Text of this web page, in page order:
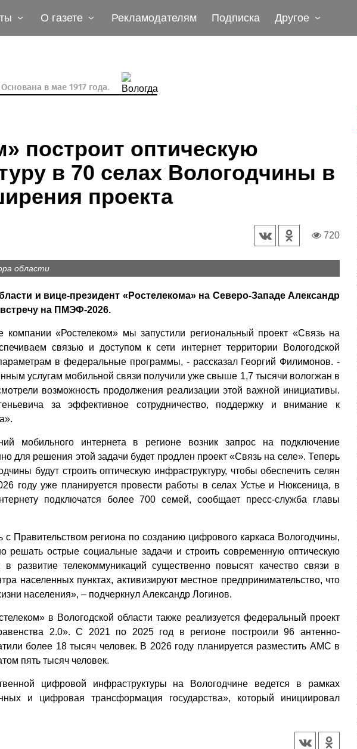
О газете Рекламодателям Подписка Другое
Основана в мае 1917 года.
построит оптическую
в 70 селах Вологодчины в
проекта
720
области
и вице-президент «Ростелекома» на Северо-Западе Александр
на ПМЭФ-2026.
«Ростелеком» мы запустили региональный проект «Связь на
связью и доступом к сети интернет территории Вологодской
в федеральные программы, - рассказал Георгий Филимонов. -
услугам мобильной связи получили уже свыше 1,7 тысячи вологжан в
возможность продолжения реализации этой важной инициативы.
за эффективное сотрудничество, поддержку и внимание к
мобильного интернета в регионе возник запрос на подключение
для решения этой задачи будет продлен проект «Связь на селе». Теперь
будут строить оптическую инфраструктуру, чтобы обеспечить селян
году уже планируется провести работы в селах Устье и Нюксеница, в
подключатся более 700 семей, сообщает пресс-служба главы
Правительством региона по созданию цифрового каркаса Вологодчины,
решать острые социальные задачи и строить современную оптическую
в развитие телекоммуникаций существенно повысят качество связи в
населенных пунктах, активизируют местное предпринимательство, что
населения», – подчеркнул Александр Логинов.
в Вологодской области также реализуется федеральный проект
2.0». С 2021 по 2025 год в регионе построили 96 антенно-
более 18 тысяч человек. В 2026 году планируется разместить АМС в
пять тысяч человек.
цифровой инфраструктуры на Вологодчине ведется в рамках
и цифровая трансформация государства», который инициировал